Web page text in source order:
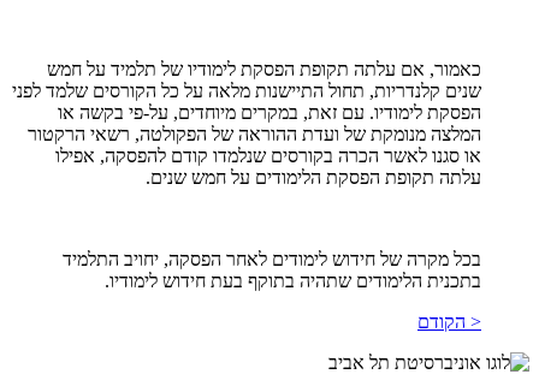
כאמור, אם עלתה תקופת הפסקת לימודיו של תלמיד על חמש
שנים קלנדריות, תחול התיישנות מלאה על כל הקורסים שלמד לפני
הפסקת לימודיו. עם זאת, במקרים מיוחדים, על-פי בקשה או
המלצה מנומקת של ועדת ההוראה של הפקולטה, רשאי הרקטור
או סגנו לאשר הכרה בקורסים שנלמדו קודם להפסקה, אפילו
עלתה תקופת הפסקת הלימודים על חמש שנים.
בכל מקרה של חידוש לימודים לאחר הפסקה, יחויב התלמיד
בתכנית הלימודים שתהיה בתוקף בעת חידוש לימודיו.
< הקודם